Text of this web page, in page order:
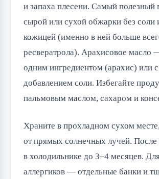
и запаха плесени. Самый
сырой или сухой обжарки без соли
кожицей (именно в ней больше
ресвератрола). Арахисовое масло
одним ингредиентом (арахис) или с
добавлением соли. Избегайте
пальмовым маслом, сахаром и
Храните в прохладном сухом
от прямых солнечных лучей.
в холодильнике до 3–4 месяцев.
аллергиков — отдельные банки и